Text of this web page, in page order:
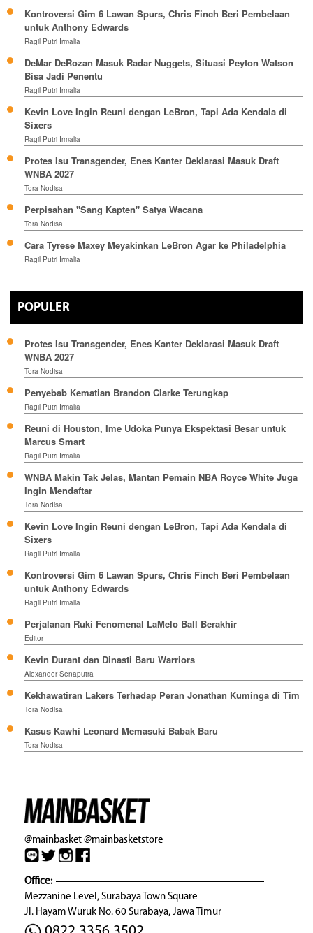
Kontroversi Gim 6 Lawan Spurs, Chris Finch Beri Pembelaan
untuk Anthony Edwards
Ragil Putri Irmalia
DeMar DeRozan Masuk Radar Nuggets, Situasi Peyton Watson
Bisa Jadi Penentu
Ragil Putri Irmalia
Kevin Love Ingin Reuni dengan LeBron, Tapi Ada Kendala di
Sixers
Ragil Putri Irmalia
Protes Isu Transgender, Enes Kanter Deklarasi Masuk Draft
WNBA 2027
Tora Nodisa
Perpisahan "Sang Kapten" Satya Wacana
Tora Nodisa
Cara Tyrese Maxey Meyakinkan LeBron Agar ke Philadelphia
Ragil Putri Irmalia
POPULER
Protes Isu Transgender, Enes Kanter Deklarasi Masuk Draft
WNBA 2027
Tora Nodisa
Penyebab Kematian Brandon Clarke Terungkap
Ragil Putri Irmalia
Reuni di Houston, Ime Udoka Punya Ekspektasi Besar untuk
Marcus Smart
Ragil Putri Irmalia
WNBA Makin Tak Jelas, Mantan Pemain NBA Royce White Juga
Ingin Mendaftar
Tora Nodisa
Kevin Love Ingin Reuni dengan LeBron, Tapi Ada Kendala di
Sixers
Ragil Putri Irmalia
Kontroversi Gim 6 Lawan Spurs, Chris Finch Beri Pembelaan
untuk Anthony Edwards
Ragil Putri Irmalia
Perjalanan Ruki Fenomenal LaMelo Ball Berakhir
Editor
Kevin Durant dan Dinasti Baru Warriors
Alexander Senaputra
Kekhawatiran Lakers Terhadap Peran Jonathan Kuminga di Tim
Tora Nodisa
Kasus Kawhi Leonard Memasuki Babak Baru
Tora Nodisa
@mainbasket@mainbasketstore
Office:
Mezzanine Level, Surabaya Town Square
Jl. Hayam Wuruk No. 60 Surabaya, Jawa Timur